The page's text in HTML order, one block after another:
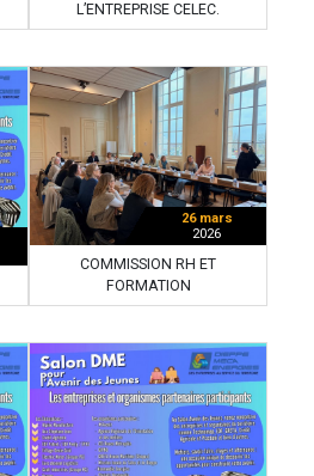
L’ENTREPRISE CELEC.
26 mars
2026
COMMISSION RH ET
FORMATION